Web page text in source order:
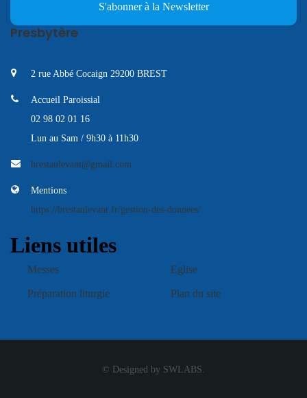
S'abonner à la Newsletter
Presbytère
2 rue Abbé Cocaign 29200 BREST
Accueil Paroissial
02 98 02 01 16
Lun au Sam / 9h30 à 11h30
brestaulevant@gmail.com
Mentions
https://brestaulevant.fr/gestion-des-donnees/
Liens utiles
Messes Eglise
Préparation liturgie Plan du site
© Designed by SWLABS.